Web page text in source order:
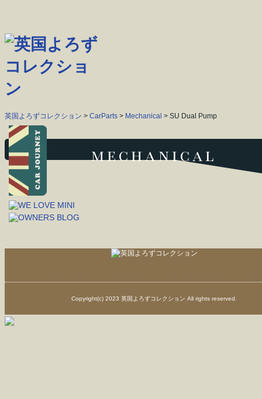
英国よろずコレクション > CarParts > Mechanical > SU Dual Pump
mechanical
Copyright(c) 2023 英国よろずコレクション All rights reserved.